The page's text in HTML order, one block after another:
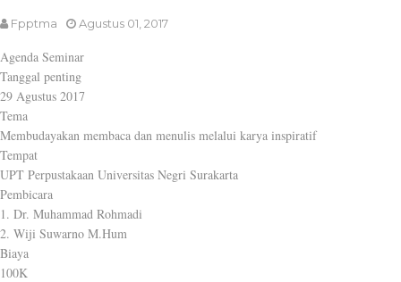
Fpptma Agustus 01, 2017
Agenda Seminar
Tanggal penting
29 Agustus 2017
Tema
Membudayakan membaca dan menulis melalui karya inspiratif
Tempat
UPT Perpustakaan Universitas Negri Surakarta
Pembicara
1. Dr. Muhammad Rohmadi
2. Wiji Suwarno M.Hum
Biaya
100K